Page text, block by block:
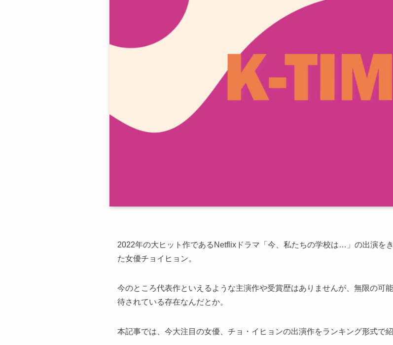
2022年の大ヒット作であるNetflixドラマ「今、私たちの学校は…」の出演を
た女優チョイヒョン。
今のところ代表作といえるような主演作や受賞歴はありませんが、無限の可
待されている存在なんだとか。
本記事では、今大注目の女優、チョ・イヒョンの出演作をランキング形式で紹